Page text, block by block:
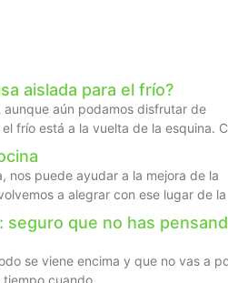
aislada para el frío?
aún podamos disfrutar de
frío está a la vuelta de la esquina.
nos puede ayudar a la mejora de la
a alegrar con ese lugar de la
seguro que no has
se viene encima y que no vas a
tiempo cuando